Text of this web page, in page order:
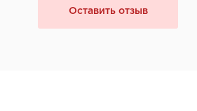
Оставить отзыв